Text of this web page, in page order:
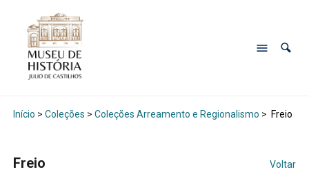
Início > Coleções > Coleções Arreamento e Regionalismo > Freio
Freio Voltar